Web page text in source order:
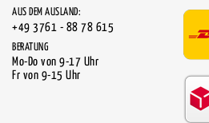
AUS DEM AUSLAND:
+49 3761 - 88 78 615
BERATUNG
Mo-Do von 9-17 Uhr
Fr von 9-15 Uhr